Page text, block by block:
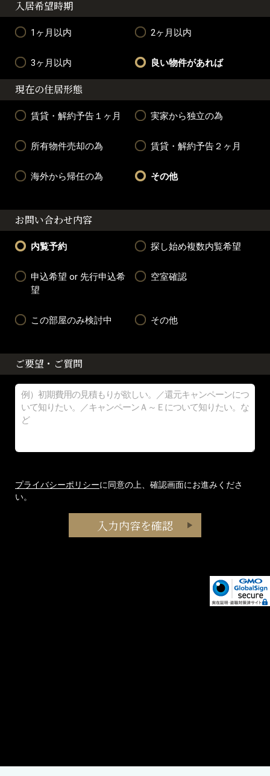
入居希望時期
1ヶ月以内 2ヶ月以内
3ヶ月以内 良い物件があれば
現在の住居形態
賃貸・解約予告１ヶ月 実家から独立の為
所有物件売却の為 賃貸・解約予告２ヶ月
海外から帰任の為 その他
お問い合わせ内容
内覧予約 探し始め複数内覧希望
申込希望 or 先行申込希
望
空室確認
この部屋のみ検討中 その他
ご要望・ご質問
プライバシーポリシーに同意の上、確認画面にお進みくださ
い。